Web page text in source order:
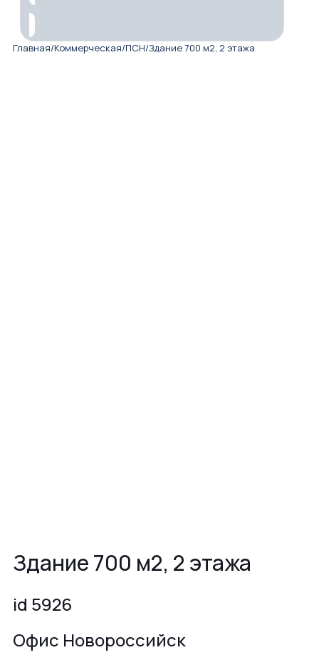
Главная/Коммерческая/ПСН/Здание 700 м2, 2 этажа
Здание 700 м2, 2 этажа
id 5926
Офис Новороссийск